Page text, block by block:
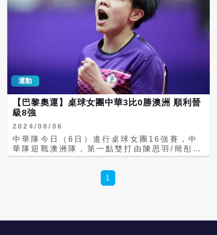
運動
【巴黎奧運】桌球女團中華3比0勝澳洲 順利晉
級8強
2024/08/06
中華隊今日（6日）進行桌球女團16強賽，中
華隊迎戰澳洲隊，第一點雙打由陳思羽/簡彤娟
上場，兩人幾乎沒有遭遇到太多阻攔直落三輕
刃取勝，中華隊2比0領先；第三點陳思羽雖丟
掉1比2落後，但仍3比2成功逆轉，中華隊3比
1